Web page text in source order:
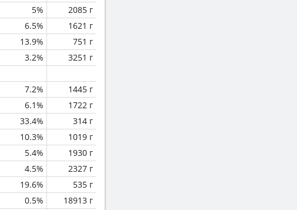
5%
2085 г
6.5%
1621 г
13.9%
751 г
3.2% 3251 г
7.2%
1445 г
6.1%
1722 г
33.4%
314 г
10.3%
1019 г
5.4%
1930 г
4.5%
2327 г
19.6%
535 г
0.5%
18913 г